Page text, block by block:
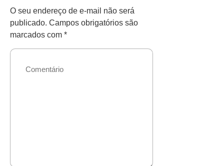
O seu endereço de e-mail não será
publicado. Campos obrigatórios são
marcados com *